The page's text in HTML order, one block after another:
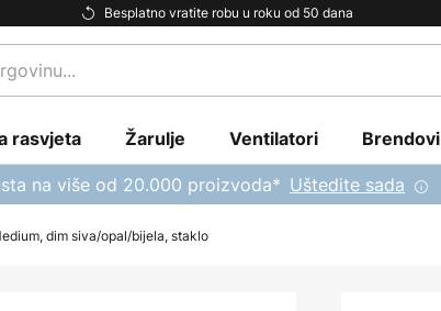
Besplatno vratite robu u roku od 50 dana
rasvjeta Žarulje Ventilatori Brendovi
na više od 20.000 proizvoda* Uštedite sada
dim siva/opal/bijela, staklo